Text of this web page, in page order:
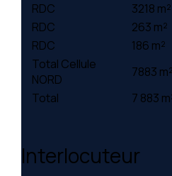
RDC
3218 m²
RDC
263 m²
RDC
186 m²
Total Cellule
NORD
7883 m²
Total
7 883
Interlocuteur